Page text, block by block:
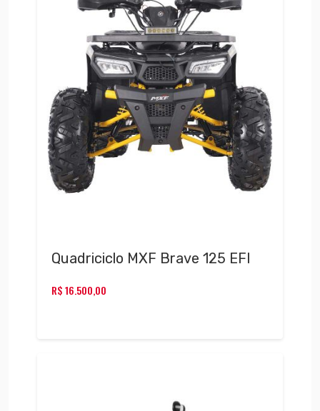
Quadriciclo MXF Brave 125 EFI
R$16.500,00